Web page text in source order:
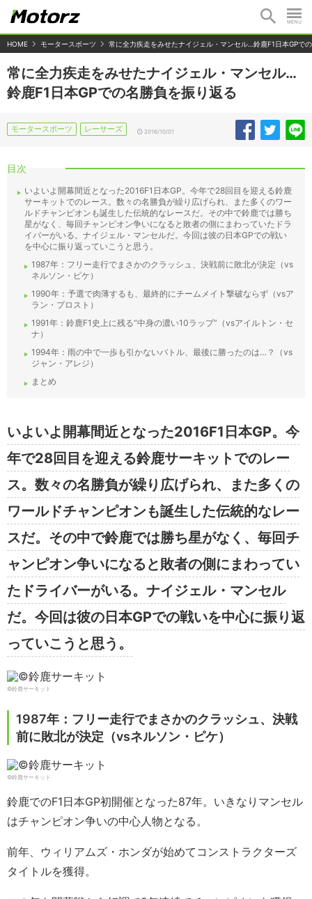
HOME モータースポーツ 常に全力疾走をみせたナイジェル・マンセル…鈴鹿F1日本GPで
常に全力疾走をみせたナイジェル・マンセル…
鈴鹿F1日本GPでの名勝負を振り返る
モータースポーツ レーサーズ 2016/10/01
目次
いよいよ開幕間近となった2016F1日本GP。今年で28回目を迎える鈴鹿
サーキットでのレース。数々の名勝負が繰り広げられ、また多くのワー
ルドチャンピオンも誕生した伝統的なレースだ。その中で鈴鹿では勝ち
星がなく、毎回チャンピオン争いになると敗者の側にまわっていたドラ
イバーがいる。ナイジェル・マンセルだ。今回は彼の日本GPでの戦い
を中心に振り返っていこうと思う。
1987年：フリー走行でまさかのクラッシュ、決戦前に敗北が決定（vs
ネルソン・ピケ）
1990年：予選で肉薄するも、最終的にチームメイト撃破ならず（vsア
ラン・プロスト）
1991年：鈴鹿F1史上に残る“中身の濃い10ラップ”（vsアイルトン・セ
ナ）
1994年：雨の中で一歩も引かないバトル、最後に勝ったのは…？（vs
ジャン・アレジ）
まとめ
いよいよ開幕間近となった2016F1日本GP。今
年で28回目を迎える鈴鹿サーキットでのレー
ス。数々の名勝負が繰り広げられ、また多くの
ワールドチャンピオンも誕生した伝統的なレー
スだ。その中で鈴鹿では勝ち星がなく、毎回チ
ャンピオン争いになると敗者の側にまわってい
たドライバーがいる。ナイジェル・マンセル
だ。今回は彼の日本GPでの戦いを中心に振り返
っていこうと思う。
©鈴鹿サーキット
1987年：フリー走行でまさかのクラッシュ、決戦
前に敗北が決定（vsネルソン・ピケ）
©鈴鹿サーキット
鈴鹿でのF1日本GP初開催となった87年。いきなりマンセル
はチャンピオン争いの中心人物となる。
前年、ウィリアムズ・ホンダが始めてコンストラクターズ
タイトルを獲得。